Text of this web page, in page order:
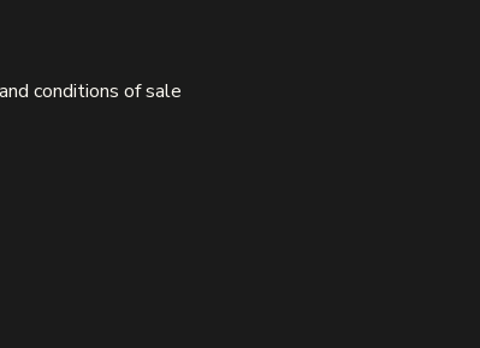
conditions of sale